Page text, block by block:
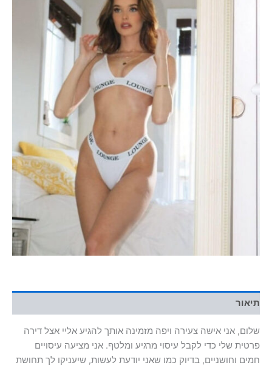
תיאור
שלום, אני אישה צעירה ויפה מזמינה אותך להגיע אליי אצל דירה
פרטית שלי כדי לקבל עיסוי מרגיע ומלטף. אני מציעה עיסויים
חמים וחושניים, בדיוק כמו שאני יודעת לעשות, שיעניקו לך תחושת